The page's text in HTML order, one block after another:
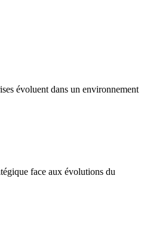
évoluent dans un environnement
face aux évolutions du